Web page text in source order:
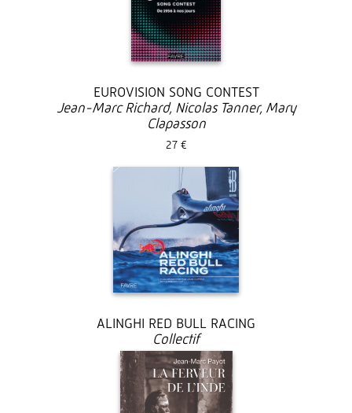
EUROVISION SONG CONTEST
Jean-Marc Richard, Nicolas Tanner, Mary
Clapasson
27 €
ALINGHI RED BULL RACING
Collectif
33 €